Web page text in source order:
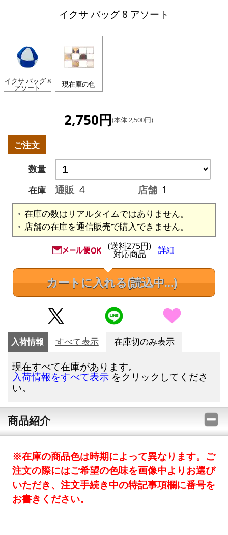
イクサ バッグ 8 アソート
イクサ バッグ 8
アソート 現在庫の色
2,750円(本体 2,500円)
ご注文
数量
在庫
通販 4 店舗 1
在庫の数はリアルタイムではありません。
店舗の在庫を通信販売で購入できません。
(送料275円)
対応商品 詳細
カートに入れる(読込中...)
入荷情報 すべて表示 在庫切のみ表示
現在すべて在庫があります。
入荷情報をすべて表示 をクリックしてくださ
い。
商品紹介
※在庫の商品色は時期によって異なります。ご
注文の際にはご希望の色味を画像中よりお選び
いただき、注文手続き中の特記事項欄に番号を
お書きください。